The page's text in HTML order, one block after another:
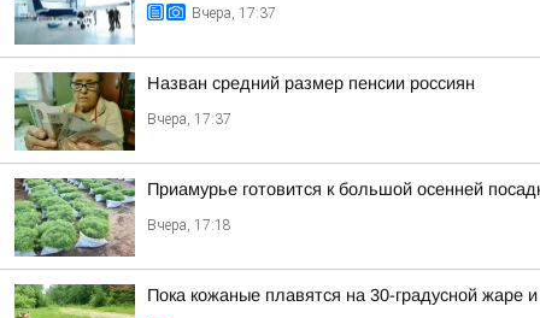
Вчера, 17:37
Назван средний размер пенсии россиян
Вчера, 17:37
Приамурье готовится к большой осенней
Вчера, 17:18
Пока кожаные плавятся на 30-градусной жаре